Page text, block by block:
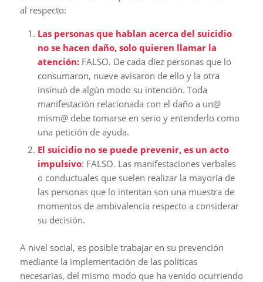
al respecto:
Las personas que hablan acerca del suicidio
no se hacen daño, solo quieren llamar la
atención:FALSO. De cada diez personas que lo
consumaron, nueve avisaron de ello y la otra
insinuó de algún modo su intención. Toda
manifestación relacionada con el daño a un@
mism@ debe tomarse en serio y entenderlo como
una petición de ayuda.
El suicidio no se puede prevenir, es un acto
impulsivo: FALSO. Las manifestaciones verbales
o conductuales que suelen realizar la mayoría de
las personas que lo intentan son una muestra de
momentos de ambivalencia respecto a considerar
su decisión.
A nivel social, es posible trabajar en su prevención
mediante la implementación de las políticas
necesarias, del mismo modo que ha venido ocurriendo